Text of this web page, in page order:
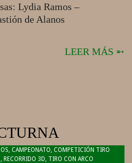
Lydia Ramos –
de Alanos
LEER MÁS ➵
CAMPEONATO COMPETICIÓN TIRO
RECORRIDO 3D TIRO CON ARCO